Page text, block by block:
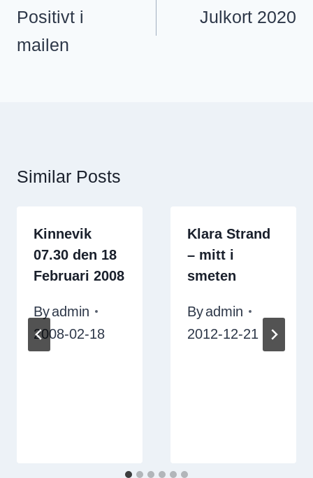
Positivt i
mailen
Julkort 2020
Similar Posts
Kinnevik
07.30 den 18
Februari 2008
Byadmin
2008-02-18
Klara Strand
– mitt i
smeten
Byadmin
2012-12-21